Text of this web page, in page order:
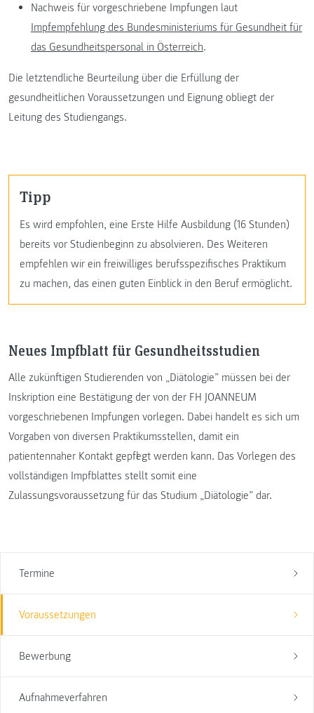
Termine
Voraussetzungen
Bewerbung
Aufnahmeverfahren
Nachweis für vorgeschriebene Impfungen laut
Impfempfehlung des Bundesministeriums für Gesundheit für
das Gesundheitspersonal in Österreich.
Die letztendliche Beurteilung über die Erfüllung der
gesundheitlichen Voraussetzungen und Eignung obliegt der
Leitung des Studiengangs.
Tipp
Es wird empfohlen, eine Erste Hilfe Ausbildung (16 Stunden)
bereits vor Studienbeginn zu absolvieren. Des Weiteren
empfehlen wir ein freiwilliges berufsspezifisches Praktikum
zu machen, das einen guten Einblick in den Beruf ermöglicht.
Neues Impfblatt für Gesundheitsstudien
Alle zukünftigen Studierenden von „Diätologie” müssen bei der
Inskription eine Bestätigung der von der FH JOANNEUM
vorgeschriebenen Impfungen vorlegen. Dabei handelt es sich um
Vorgaben von diversen Praktikumsstellen, damit ein
patientennaher Kontakt gepflegt werden kann. Das Vorlegen des
vollständigen Impfblattes stellt somit eine
Zulassungsvoraussetzung für das Studium „Diätologie” dar.